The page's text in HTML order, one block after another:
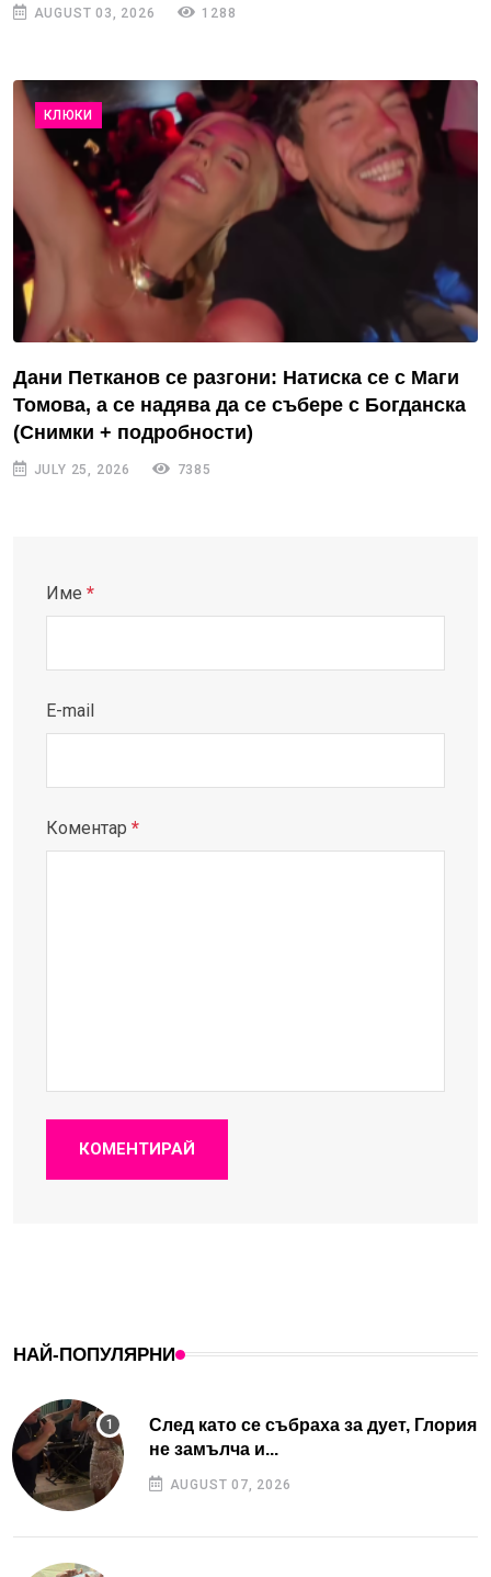
AUGUST 03, 2026 1288
КЛЮКИ
Дани Петканов се разгони: Натиска се с Маги
Томова, а се надява да се събере с Богданска
(Снимки + подробности)
JULY 25, 2026 7385
Име *
E-mail
Коментар *
КОМЕНТИРАЙ
НАЙ-ПОПУЛЯРНИ
След като се събраха за дует, Глория
не замълча и...
AUGUST 07, 2026